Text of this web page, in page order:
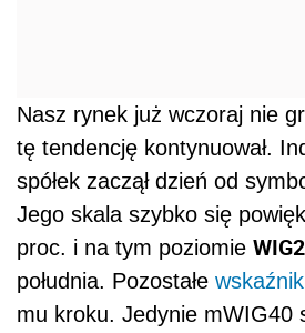
Nasz rynek już wczoraj nie
tę tendencję kontynuował.
spółek zaczął dzień od
Jego skala szybko się
proc. i na tym poziomie
południa. Pozostałe
mu kroku. Jedynie mWIG40